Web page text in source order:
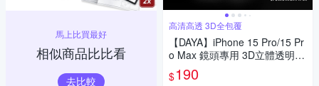
馬上比買最好
相似商品比比看
去比較
高清高透 3D全包覆
【DAYA】iPhone 15 Pro/15 Pr
o Max 鏡頭專用 3D立體透明全
包覆 高硬度抗刮保護貼
$190